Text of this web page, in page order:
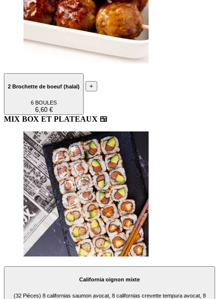
2 Brochette de boeuf (halal)
6 BOULES
6,60 €
+
MIX BOX ET PLATEAUX 🍱
California oignon mixte
(32 Pièces) 8 californias saumon avocat, 8 californias crevette tempura avocat, 8